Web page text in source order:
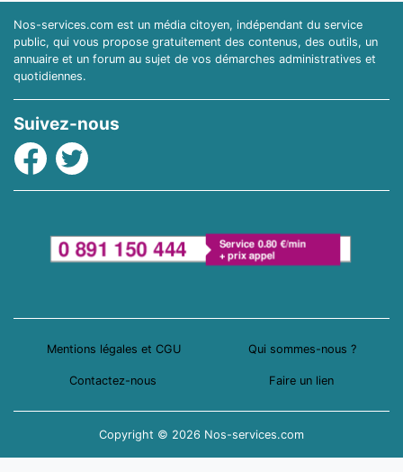
Nos-services.com est un média citoyen, indépendant du service
public, qui vous propose gratuitement des contenus, des outils, un
annuaire et un forum au sujet de vos démarches administratives et
quotidiennes.
Suivez-nous
Facebook
Twitter
Mentions légales et CGU Qui sommes-nous ?
Contactez-nous Faire un lien
Copyright © 2026 Nos-services.com